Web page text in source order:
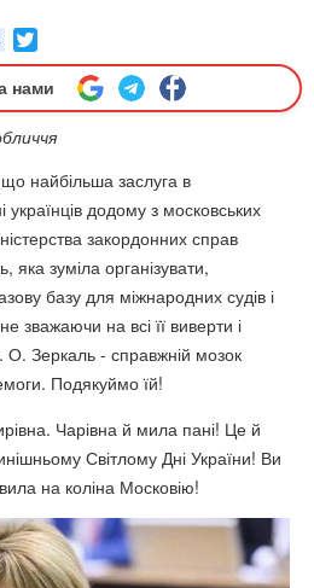
нами
найбільша заслуга в
додому з московських
закордонних справ
яка зуміла організувати,
базу для міжнародних судів і
зважаючи на всі її виверти і
Зеркаль - справжній мозок
Подякуймо їй!
Чарівна й мила пані! Це й
Світлому Дні України! Ви
на коліна Московію!